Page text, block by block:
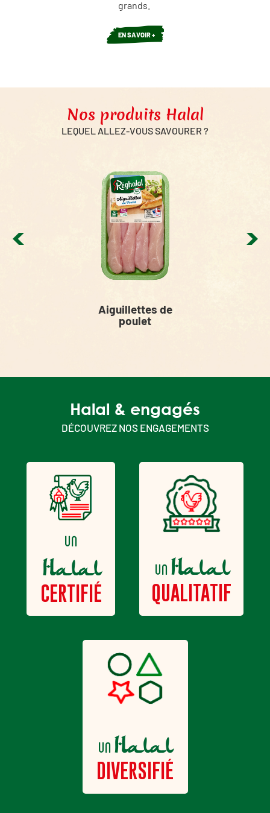
grands.
EN SAVOIR +
Nos produits Halal
LEQUEL ALLEZ-VOUS SAVOURER ?
Aiguillettes de
poulet
Halal & engagés
DÉCOUVREZ NOS ENGAGEMENTS
un
Halal
CERTIFIÉ
unHalal
QUALITATIF
unHalal
DIVERSIFIÉ